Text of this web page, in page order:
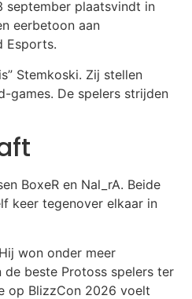
september plaatsvindt in
eerbetoon aan
Esports.
Stemkoski. Zij stellen
games. De spelers strijden
BoxeR en Nal_rA. Beide
keer tegenover elkaar in
won onder meer
de beste Protoss spelers ter
op BlizzCon 2026 voelt